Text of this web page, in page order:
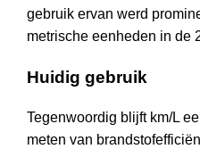
gebruik ervan werd
metrische eenheden in de
Huidig gebruik
Tegenwoordig blijft km/L
meten van